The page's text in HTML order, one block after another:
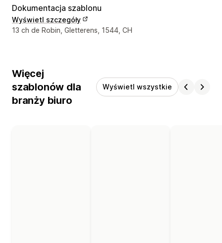
Dokumentacja szablonu
Wyświetl szczegóły
Dane kontaktowe projektanta
13 ch de Robin, Gletterens, 1544, CH
Więcej
szablonów dla
branży biuro
Wyświetl wszystkie